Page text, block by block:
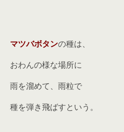
マツバボタンの種は、
おわんの様な場所に
雨を溜めて、雨粒で
種を弾き飛ばすという。